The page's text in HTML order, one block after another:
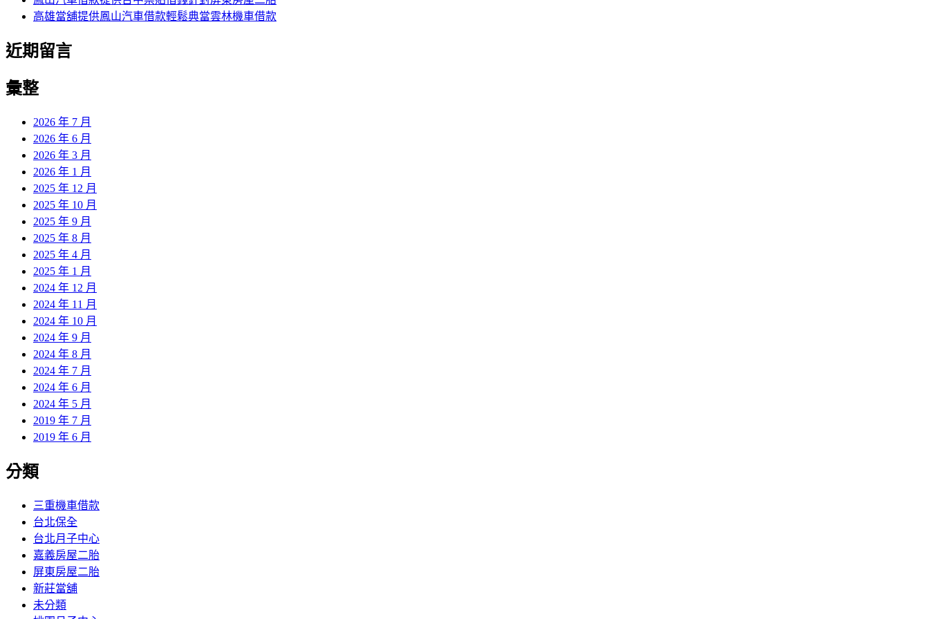
高雄當舖提供鳳山汽車借款輕鬆典當雲林機車借款
近期留言
彙整
2026 年 7 月
2026 年 6 月
2026 年 3 月
2026 年 1 月
2025 年 12 月
2025 年 10 月
2025 年 9 月
2025 年 8 月
2025 年 4 月
2025 年 1 月
2024 年 12 月
2024 年 11 月
2024 年 10 月
2024 年 9 月
2024 年 8 月
2024 年 7 月
2024 年 6 月
2024 年 5 月
2019 年 7 月
2019 年 6 月
分類
三重機車借款
台北保全
台北月子中心
嘉義房屋二胎
屏東房屋二胎
新莊當舖
未分類